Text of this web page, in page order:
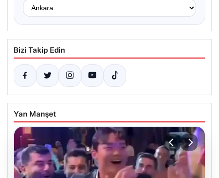
Bizi Takip Edin
Yan Manşet